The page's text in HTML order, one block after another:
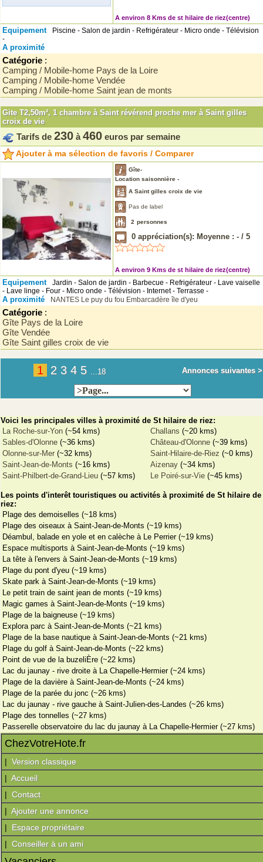
A environ 8 Kms de st hilaire de riez(centre)
Equipement
Piscine - Salon de jardin - Refrigérateur - Micro onde - Télévision
-
A proximité
Catégorie :
Camping / Mobile-home Pays de la Loire
Camping / Mobile-home Vendée
Camping / Mobile-home Saint jean de monts
Gite T2,50m², 1 chambre à Saint révérend proche mer à Saint gilles
croix de vie
Tarifs de 230 à 460 euros par semaine
Ajouter à ma sélection de favoris / Comparer
Gîte-
Location saisonnière -
A Saint gilles croix de vie
Pas de label
2 personnes
0 appréciation(s): Moyenne : - / 5
A environ 9 Kms de st hilaire de riez(centre)
Equipement
Jardin - Salon de jardin - Barbecue - Refrigérateur - Lave vaiselle
- Lave linge - Four - Micro onde - Télévision - Internet - Terrasse -
A proximité NANTES Le puy du fou Embarcadère île d'yeu
Catégorie :
Gîte Pays de la Loire
Gîte Vendée
Gîte Saint gilles croix de vie
1 2 3 4 5 ...18 Annonces suivantes >
Voici les principales villes à proximité de St hilaire de riez:
La Roche-sur-Yon (~54 kms) Challans (~20 kms)
Sables-d'Olonne (~36 kms) Château-d'Olonne (~39 kms)
Olonne-sur-Mer (~32 kms) Saint-Hilaire-de-Riez (~0 kms)
Saint-Jean-de-Monts (~16 kms) Aizenay (~34 kms)
Saint-Philbert-de-Grand-Lieu (~57 kms) Le Poiré-sur-Vie (~45 kms)
Les points d'interêt touristiques ou activités à proximité de St hilaire de
riez:
Plage des demoiselles (~18 kms)
Plage des oiseaux à Saint-Jean-de-Monts (~19 kms)
Déambul, balade en yole et en calèche à Le Perrier (~19 kms)
Espace multisports à Saint-Jean-de-Monts (~19 kms)
La tête à l'envers à Saint-Jean-de-Monts (~19 kms)
Plage du pont d'yeu (~19 kms)
Skate park à Saint-Jean-de-Monts (~19 kms)
Le petit train de saint jean de monts (~19 kms)
Magic games à Saint-Jean-de-Monts (~19 kms)
Plage de la baigneuse (~19 kms)
Explora parc à Saint-Jean-de-Monts (~21 kms)
Plage de la base nautique à Saint-Jean-de-Monts (~21 kms)
Plage du golf à Saint-Jean-de-Monts (~22 kms)
Point de vue de la buzeliÈre (~22 kms)
Lac du jaunay - rive droite à La Chapelle-Hermier (~24 kms)
Plage de la davière à Saint-Jean-de-Monts (~24 kms)
Plage de la parée du jonc (~26 kms)
Lac du jaunay - rive gauche à Saint-Julien-des-Landes (~26 kms)
Plage des tonnelles (~27 kms)
Passerelle observatoire du lac du jaunay à La Chapelle-Hermier (~27 kms)
ChezVotreHote.fr
| Version classique
| Accueil
| Contact
| Ajouter une annonce
| Espace propriétaire
| Conseiller à un ami